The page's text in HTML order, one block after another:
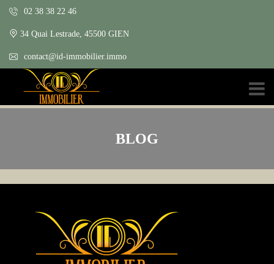
02 38 38 22 46
34 Quai Lestrade, 45500 GIEN
contact@id-immobilier.immo
BLOG